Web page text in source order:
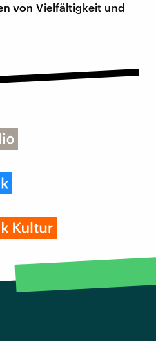
von Vielfältigkeit und